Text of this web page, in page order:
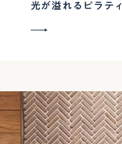
光が溢れるピラテ